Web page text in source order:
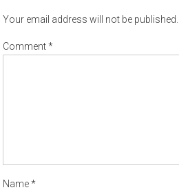
Your email address will not be published.
Comment*
Name*